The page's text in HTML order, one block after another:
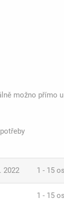
možno
2022 1 - 15
1 - 15